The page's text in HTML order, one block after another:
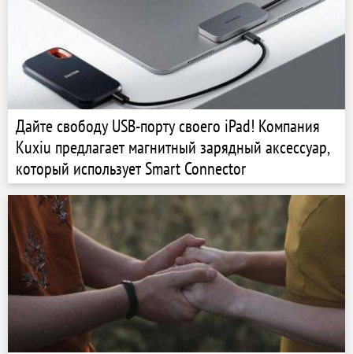
Дайте свободу USB-порту своего iPad! Компания
Kuxiu предлагает магнитный зарядный аксессуар,
который использует Smart Connector